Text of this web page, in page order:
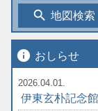
search 地図検索
info おしらせ
2026.04.01.
伊東玄朴記念